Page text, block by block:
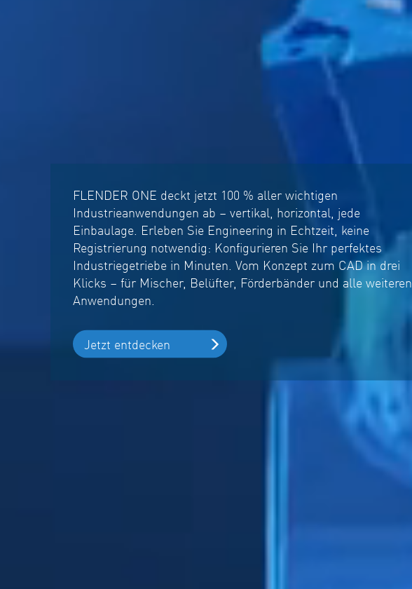
FLENDER ONE deckt jetzt 100 % aller wichtigen
Industrieanwendungen ab – vertikal, horizontal, jede
Einbaulage. Erleben Sie Engineering in Echtzeit, keine
Registrierung notwendig: Konfigurieren Sie Ihr perfektes
Industriegetriebe in Minuten. Vom Konzept zum CAD in drei
Klicks – für Mischer, Belüfter, Förderbänder und alle weiteren
Anwendungen.
Jetzt entdecken